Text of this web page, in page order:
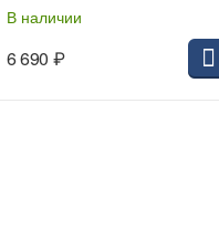
В наличии
6 690 ₽